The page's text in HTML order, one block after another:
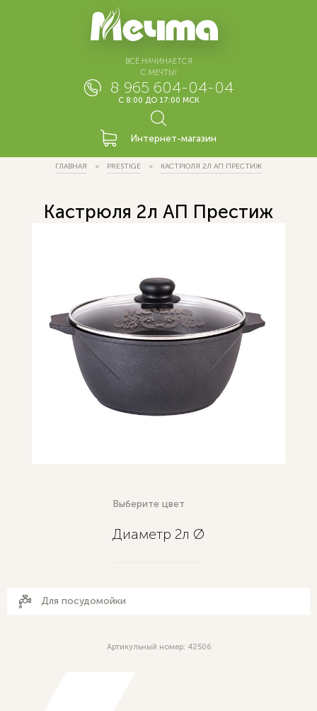
ВСЁ НАЧИНАЕТСЯ
С МЕЧТЫ!
8 965 604-04-04
С 8:00 ДО 17:00 МСК
Интернет-магазин
ГЛАВНАЯ PRESTIGE КАСТРЮЛЯ 2Л АП ПРЕСТИЖ
Кастрюля 2л АП Престиж
Выберите цвет
Диаметр 2л Ø
Для посудомойки
Артикульный номер: 42506